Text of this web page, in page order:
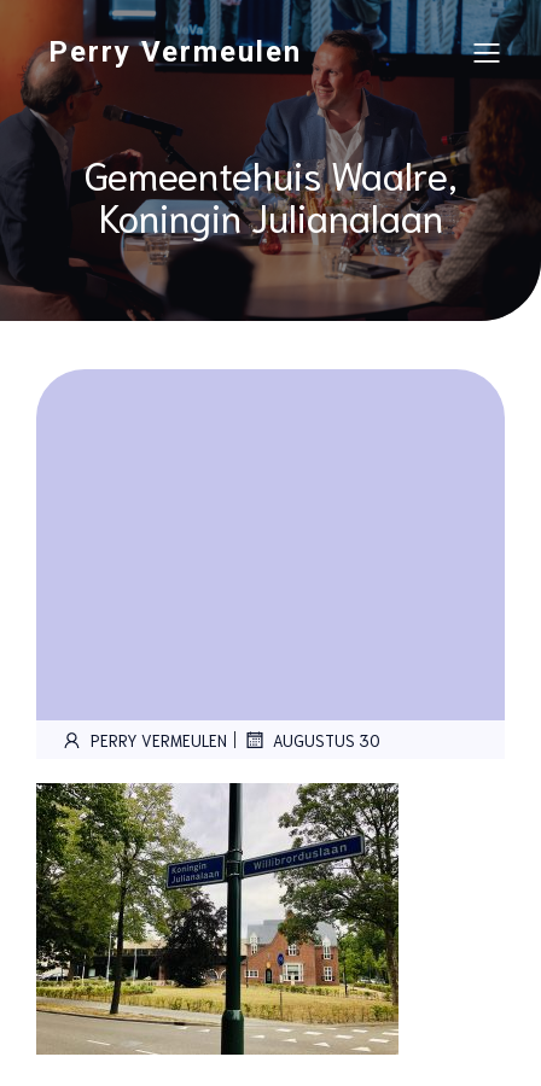
Perry Vermeulen
Gemeentehuis Waalre,
Koningin Julianalaan
PERRY VERMEULEN | AUGUSTUS 30